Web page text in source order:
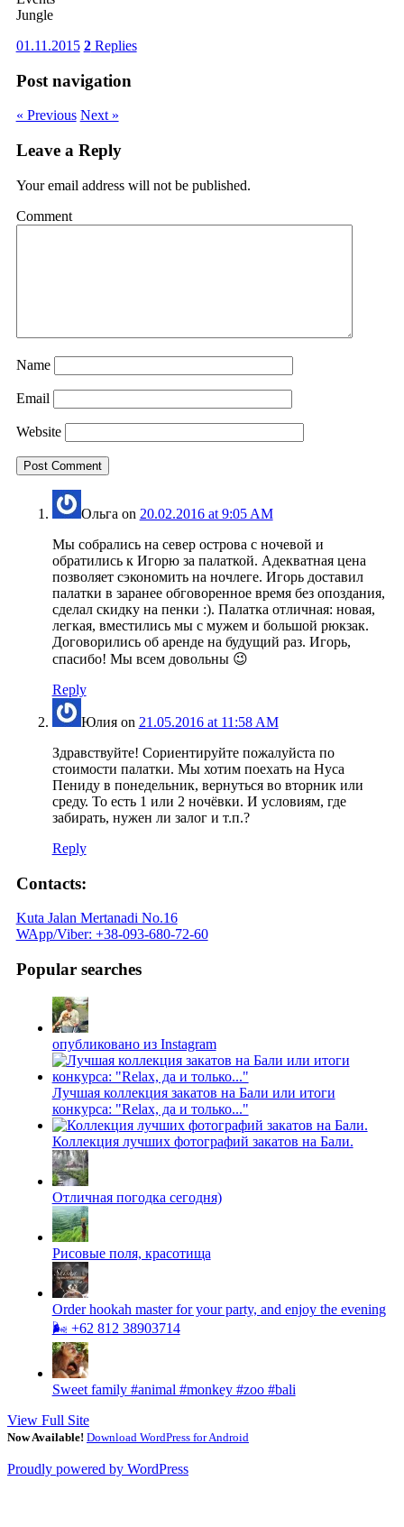
Jungle
01.11.2015 2Replies
Post navigation
« Previous Next »
Leave a Reply
Your email address will not be published.
Comment
Name
Email
Website
Ольга on 20.02.2016 at 9:05 AM
Мы собрались на север острова с ночевой и
обратились к Игорю за палаткой. Адекватная цена
позволяет сэкономить на ночлеге. Игорь доставил
палатки в заранее обговоренное время без опоздания,
сделал скидку на пенки :). Палатка отличная: новая,
легкая, вместились мы с мужем и большой рюкзак.
Договорились об аренде на будущий раз. Игорь,
спасибо! Мы всем довольны 😉
Reply
Юлияon 21.05.2016 at 11:58 AM
Здравствуйте! Сориентируйте пожалуйста по
стоимости палатки. Мы хотим поехать на Нуса
Пениду в понедельник, вернуться во вторник или
среду. То есть 1 или 2 ночёвки. И условиям, где
забирать, нужен ли залог и т.п.?
Reply
Contacts:
Kuta Jalan Mertanadi No.16
WApp/Viber: +38-093-680-72-60
Popular searches
опубликовано из Instagram
Лучшая коллекция закатов на Бали или итоги
конкурса: "Relax, да и только..."
Коллекция лучших фотографий закатов на Бали.
Отличная погодка сегодня)
Рисовые поля, красотища
Order hookah master for your party, and enjoy the evening
🌬 +62 812 38903714
Sweet family #animal #monkey #zoo #bali
View Full Site
Now Available! Download WordPress for Android
Proudly powered by WordPress